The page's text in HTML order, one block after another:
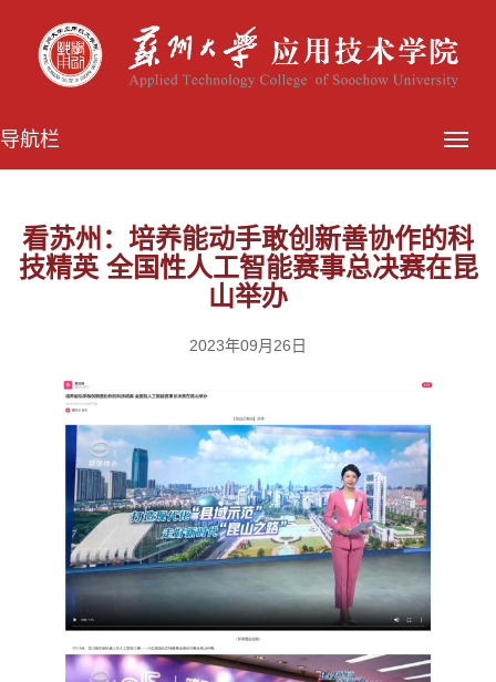
导航栏
看苏州：培养能动手敢创新善协作的科
技精英 全国性人工智能赛事总决赛在昆
山举办
2023年09月26日